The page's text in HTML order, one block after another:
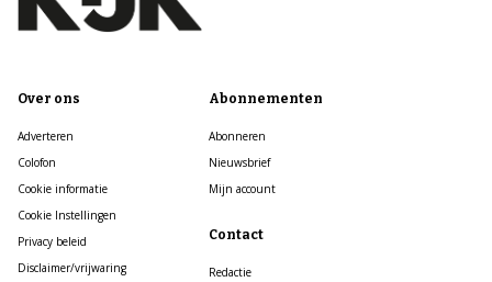
Over ons
Adverteren
Colofon
Cookie informatie
Cookie Instellingen
Privacy beleid
Disclaimer/vrijwaring
Abonnementen
Abonneren
Nieuwsbrief
Mijn account
Contact
Redactie